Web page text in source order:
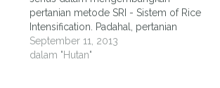
pertanian metode SRI - Sistem of Rice
Intensification. Padahal, pertanian
dengan metode SRI mampu
menghasilkan produktivitas padi yang
September 11, 2013
dalam "Hutan"